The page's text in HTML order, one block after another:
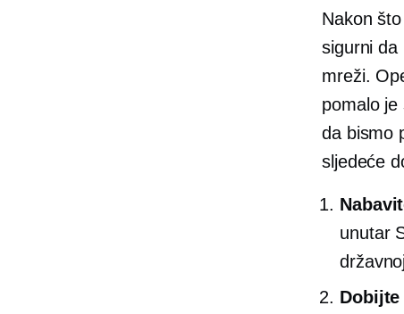
Nakon
sigurni da
mreži.
pomalo je
da bismo
sljedeće
unutar